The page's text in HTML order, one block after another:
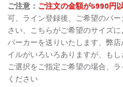
ご注意： ご注文の金額が5990円
可、ライン登録後、ご希望のパ
さい、こちらがご希望のサイズ
パーカーを送りいたします、弊
イルがいろいろありますが、も
ご選択をご指定ご希望の場合、
ください